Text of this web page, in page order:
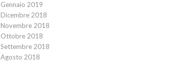
Gennaio 2019
Dicembre 2018
Novembre 2018
Ottobre 2018
Settembre 2018
Agosto 2018